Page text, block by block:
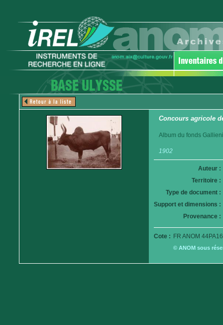
Concours agricole
Album du fonds
1902
Auteur :
Territoire :
Type de document :
Support et dimensions :
Provenance :
Cote : FR ANOM
© ANOM sous